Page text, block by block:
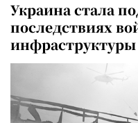
Украина стала
последствиях
инфраструктуры